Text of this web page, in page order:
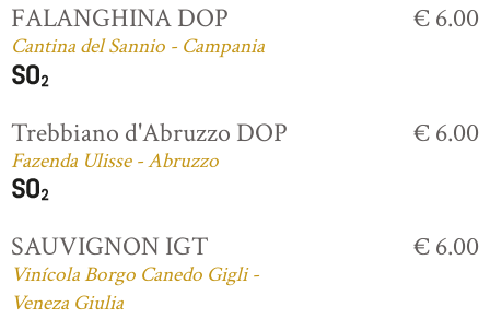
FALANGHINA DOP
Cantina del Sannio - Campania
€ 6.00
Trebbiano d'Abruzzo DOP
Fazenda Ulisse - Abruzzo
€ 6.00
SAUVIGNON IGT
Vinícola Borgo Canedo Gigli -
Veneza Giulia
€ 6.00